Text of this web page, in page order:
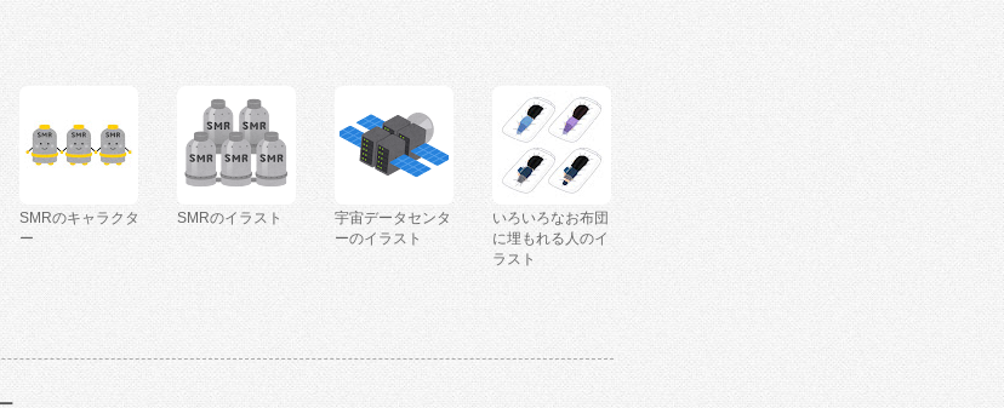
SMRのキャラクタ
ー
SMRのイラスト
宇宙データセンタ
ーのイラスト
いろいろなお布団
に埋もれる人のイ
ラスト